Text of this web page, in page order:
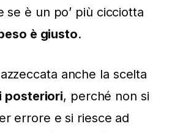
se è un po’ più cicciotta
è giusto.
anche la scelta
posteriori, perché non si
errore e si riesce ad